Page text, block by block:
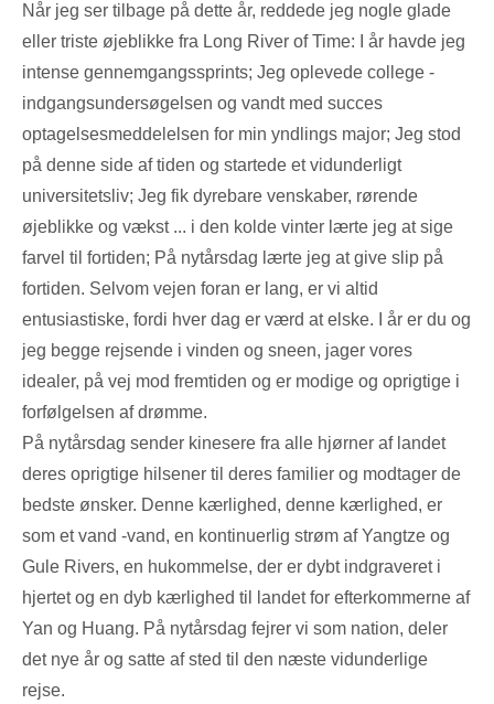
Når jeg ser tilbage på dette år, reddede jeg nogle glade
eller triste øjeblikke fra Long River of Time: I år havde jeg
intense gennemgangssprints; Jeg oplevede college -
indgangsundersøgelsen og vandt med succes
optagelsesmeddelelsen for min yndlings major; Jeg stod
på denne side af tiden og startede et vidunderligt
universitetsliv; Jeg fik dyrebare venskaber, rørende
øjeblikke og vækst ... i den kolde vinter lærte jeg at sige
farvel til fortiden; På nytårsdag lærte jeg at give slip på
fortiden. Selvom vejen foran er lang, er vi altid
entusiastiske, fordi hver dag er værd at elske. I år er du og
jeg begge rejsende i vinden og sneen, jager vores
idealer, på vej mod fremtiden og er modige og oprigtige i
forfølgelsen af ​​drømme.
På nytårsdag sender kinesere fra alle hjørner af landet
deres oprigtige hilsener til deres familier og modtager de
bedste ønsker. Denne kærlighed, denne kærlighed, er
som et vand -vand, en kontinuerlig strøm af Yangtze og
Gule Rivers, en hukommelse, der er dybt indgraveret i
hjertet og en dyb kærlighed til landet for efterkommerne af
Yan og Huang. På nytårsdag fejrer vi som nation, deler
det nye år og satte af sted til den næste vidunderlige
rejse.